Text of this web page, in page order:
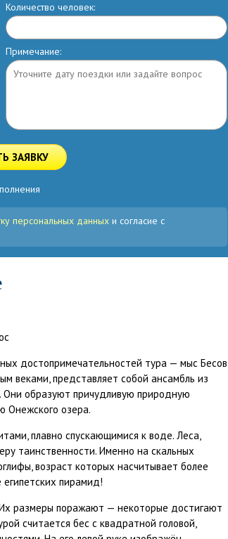
Количество человек:
Примечание:
ЗАЯВКУ
персональных данных и согласие с
достопримечательностей тура — мыс Бесов
веками, представляет собой ансамбль из
Они образуют причудливую природную
Онежского озера.
плавно спускающимися к воде. Леса,
таинственности. Именно на скальных
возраст которых насчитывает более
пирамид!
размеры поражают — некоторые достигают
считается бес с квадратной головой,